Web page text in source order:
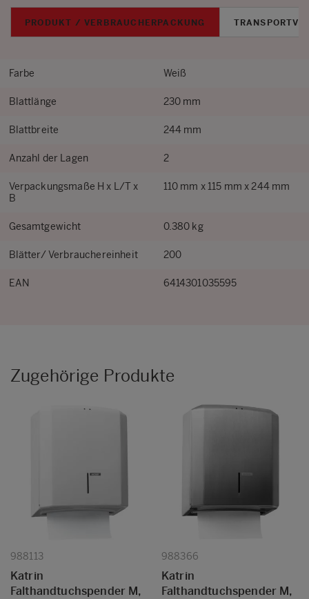
PRODUKT / VERBRAUCHERPACKUNG
Farbe Weiß
Blattlänge 230 mm
Blattbreite 244 mm
Anzahl der Lagen 2
Verpackungsmaße H x L/T x
B
110 mm x 115 mm x 244 mm
Gesamtgewicht 0.380 kg
Blätter/ Verbrauchereinheit 200
EAN 6414301035595
Zugehörige Produkte
988113
Katrin
Falthandtuchspender M,
988366
Katrin
Falthandtuchspender M,